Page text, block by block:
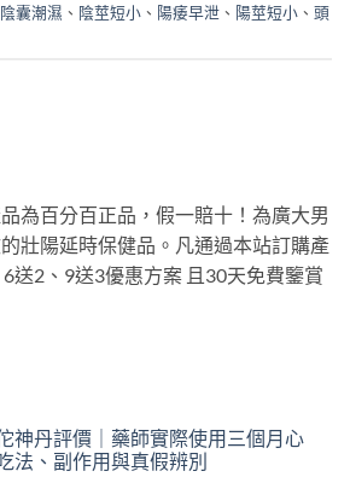
陰囊潮濕 、 陰莖短小 、 陽痿早泄 、 陽莖短小 、 頭
為百分百正品，假一賠十！為廣大男
壯陽延時保健品。凡通過本站訂購產
送2、9送3優惠方案 且30天免費鑒賞
神丹評價｜藥師實際使用三個月心
法、副作用與真假辨別